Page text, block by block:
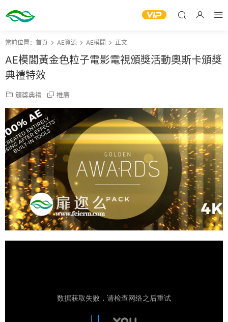
當前位置： 首頁 AE資源 AE模闆 正文
AE模闆黃金色粒子電影電視頒獎活動奧斯卡頒獎
典禮特效
頒獎典禮 推廣